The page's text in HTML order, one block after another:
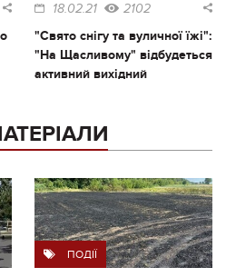
18.02.21 2102
"Свято снігу та вуличної їжі":
"На Щасливому" відбудеться
активний вихідний
ПОДІЇ